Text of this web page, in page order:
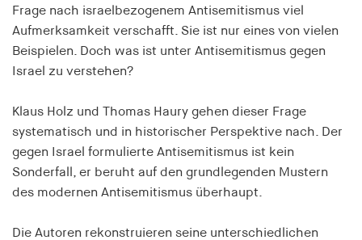
Frage nach israelbezogenem Antisemitismus viel
Aufmerksamkeit verschafft. Sie ist nur eines von vielen
Beispielen. Doch was ist unter Antisemitismus gegen
Israel zu verstehen?
Klaus Holz und Thomas Haury gehen dieser Frage
systematisch und in historischer Perspektive nach. Der
gegen Israel formulierte Antisemitismus ist kein
Sonderfall, er beruht auf den grundlegenden Mustern
des modernen Antisemitismus überhaupt.
Die Autoren rekonstruieren seine unterschiedlichen
Cookie Laufzeit:
1 Jahr
Name:
fe_typo_user
Anbieter:
hamburger-edition.de